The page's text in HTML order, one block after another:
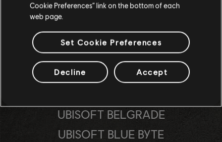
Les Studios
UBISOFT BELGRADE
UBISOFT BLUE BYTE
Cookie Preferences” link on the bottom of each
web page.
Set Cookie Preferences
Decline Accept